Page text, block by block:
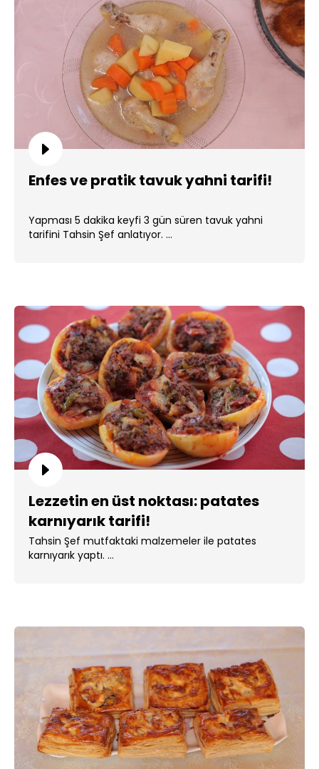
Enfes ve pratik tavuk yahni tarifi!
Yapması 5 dakika keyfi 3 gün süren tavuk yahni
tarifini Tahsin Şef anlatıyor. ...
Lezzetin en üst noktası: patates
karnıyarık tarifi!
Tahsin Şef mutfaktaki malzemeler ile patates
karnıyarık yaptı. ...